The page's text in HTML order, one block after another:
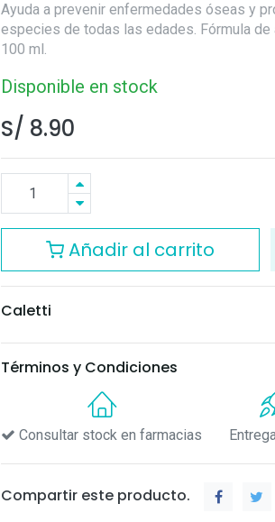
Ayuda a prevenir enfermedades óseas y
especies de todas las edades. Fórmula
100 ml.
Disponible en stock
S/ 8.90
Añadir al carrito
Caletti
Términos y Condiciones
Consultar stock en farmacias
Compartir este producto.